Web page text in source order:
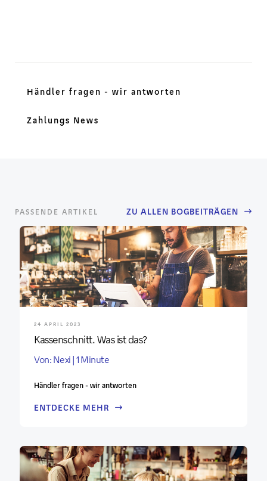
Händler fragen - wir antworten
Zahlungs News
PASSENDE ARTIKEL ZU ALLEN BOGBEITRÄGEN
24 APRIL 2023
Kassenschnitt. Was ist das?
Von: Nexi | 1 Minute
Händler fragen - wir antworten
ENTDECKE MEHR